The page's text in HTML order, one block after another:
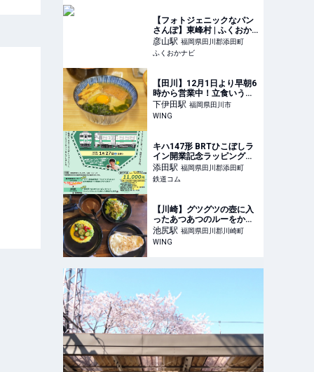
【フォトジェニックなパン
さんぽ】東峰村 | ふくおか
ナビ
彦山駅 福岡県田川郡添田町
ふくおかナビ
【田川】12月1日より早朝6
時から営業中！立食いうど
ん屋さんとして生まれ変わ
った「金賞からあげうど
下伊田駅 福岡県田川市
WING
キハ147形 BRTひこぼしラ
イン開業記念ラッピングト
レイン特別ツアー（2024年
1月27日） - 鉄道コム
添田駅 福岡県田川郡添田町
鉄道コム
【川崎】グツグツの壺に入
ったあつあつのルーをかけ
て食べるキートンスタイ
ル。つぼやきカレー キート
池尻駅 福岡県田川郡川崎町
WING